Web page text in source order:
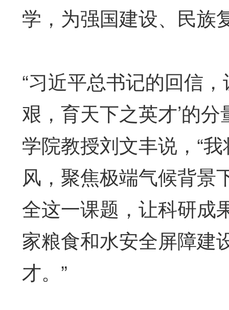
学，为强国建设、民族
“习近平总书记的回信
艰，育天下之英才’的
学院教授刘文丰说，“
风，聚焦极端气候背景
全这一课题，让科研成
家粮食和水安全屏障建
才。”